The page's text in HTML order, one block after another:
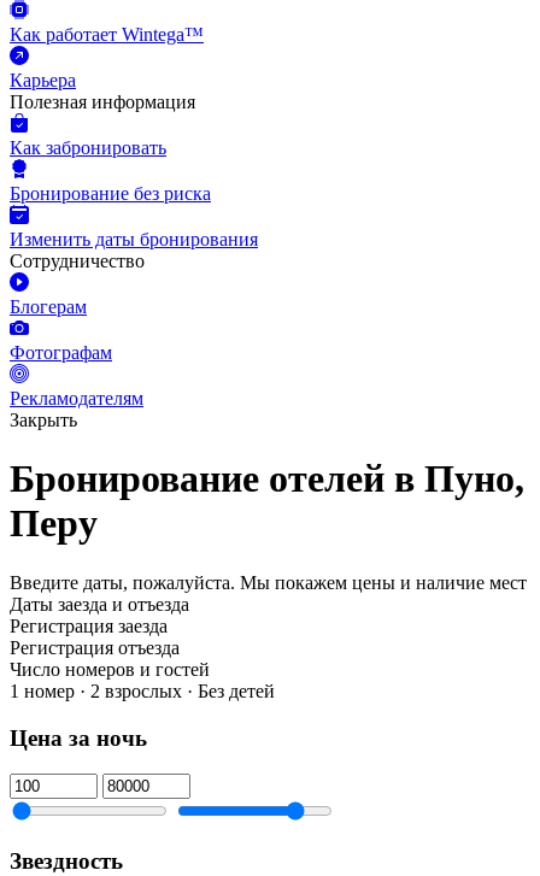
Как работает Wintega™
Карьера
Полезная информация
Как забронировать
Бронирование без риска
Изменить даты бронирования
Сотрудничество
Блогерам
Фотографам
Рекламодателям
Закрыть
Бронирование отелей в Пуно,
Перу
Введите даты, пожалуйста. Мы покажем цены и наличие мест
Даты заезда и отъезда
Регистрация заезда
Регистрация отъезда
Число номеров и гостей
1 номер · 2 взрослых · Без детей
Цена за ночь
Звездность